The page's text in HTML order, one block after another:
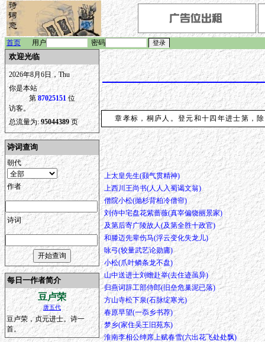
首页 用户 密码
欢迎光临
2026年8月6日，Thu
你是本站
第87025151位
访客。
总流量为:95044389 页
诗词查询
朝代
作者
诗词
每日一作者简介
豆卢荣
唐五代
豆卢荣，贞元进士。诗一
首。
章孝标，桐庐人。登元和十四年进士第，
上太皇先生(颢气贯精神)
上西川王尚书(人人入蜀谒文翁)
僧院小松(抛杉背柏冷僧帘)
刘侍中宅盘花紫蔷薇(真宰偏饶丽景家)
及第后寄广陵故人(及第全胜十政官)
和滕迈先辈伤马(浮云变化失龙儿)
咏弓(较量武艺论勋庸)
小松(爪叶鳞条龙不盘)
山中送进士刘蟾赴举(去住迹虽异)
归燕词辞工部侍郎(旧垒危巢泥已落)
方山寺松下泉(石脉绽寒光)
春原早望(一忝乡书荐)
梦乡(家住吴王旧苑东)
淮南李相公绅席上赋春雪(六出花飞处处飘)